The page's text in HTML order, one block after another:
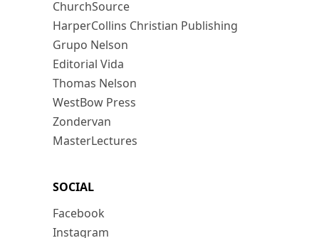
ChurchSource
HarperCollins Christian Publishing
Grupo Nelson
Editorial Vida
Thomas Nelson
WestBow Press
Zondervan
MasterLectures
SOCIAL
Facebook
Instagram